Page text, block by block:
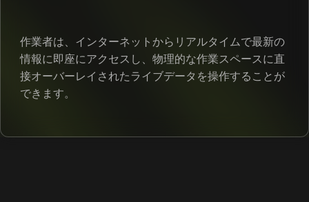
作業者は、インターネットからリアルタイムで最新の
情報に即座にアクセスし、物理的な作業スペースに直
接オーバーレイされたライブデータを操作することが
できます。